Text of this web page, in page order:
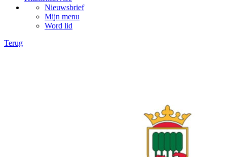
Nieuwsbrief
Mijn menu
Word lid
Terug